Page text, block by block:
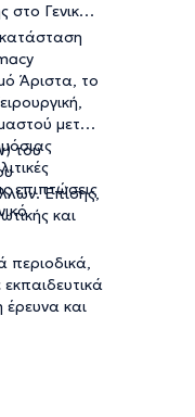
στο Γενικό
Άριστα, το
μετά
επιπτώσεις
του
Επίσης,
και
περιοδικά,
έρευνα και